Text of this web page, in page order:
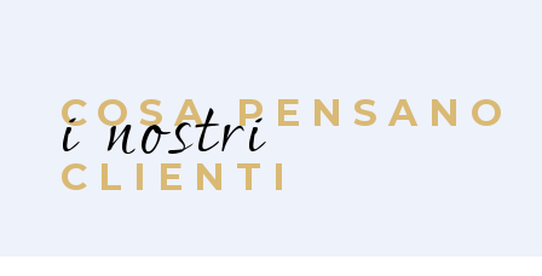
COSA PENSANO
i nostri
CLIENTI